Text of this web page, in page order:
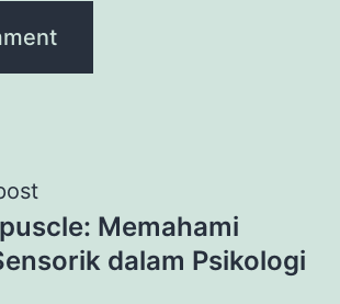
Memahami
dalam Psikologi